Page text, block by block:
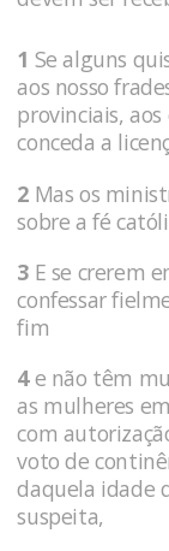
1 Se alguns
aos nosso
provinciais,
conceda a
2 Mas os
sobre a fé
3 E se crerem
confessar
fim
4e não têm
as mulheres
com
voto de
daquela idade
suspeita,